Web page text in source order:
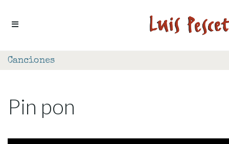
Canciones
Pin pon